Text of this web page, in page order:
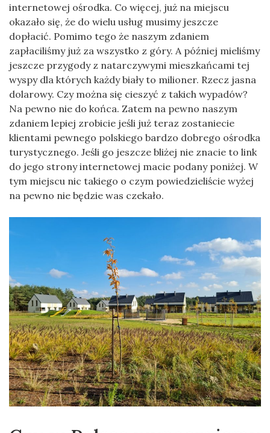
internetowej ośrodka. Co więcej, już na miejscu
okazało się, że do wielu usług musimy jeszcze
dopłacić. Pomimo tego że naszym zdaniem
zapłaciliśmy już za wszystko z góry. A później mieliśmy
jeszcze przygody z natarczywymi mieszkańcami tej
wyspy dla których każdy biały to milioner. Rzecz jasna
dolarowy. Czy można się cieszyć z takich wypadów?
Na pewno nie do końca. Zatem na pewno naszym
zdaniem lepiej zrobicie jeśli już teraz zostaniecie
klientami pewnego polskiego bardzo dobrego ośrodka
turystycznego. Jeśli go jeszcze bliżej nie znacie to link
do jego strony internetowej macie podany poniżej. W
tym miejscu nic takiego o czym powiedzieliście wyżej
na pewno nie będzie was czekało.